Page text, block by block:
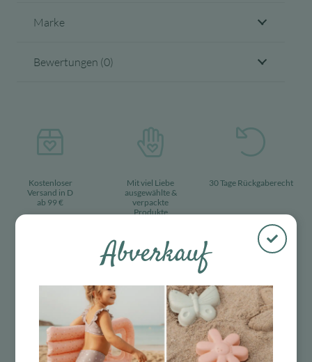
Marke
Bewertungen (0)
Kostenloser
Versand in D
ab 99 €
Mit viel Liebe
ausgewählte &
verpackte
Produkte
30 Tage Rückgaberecht
Das Passt dazu
Abverkauf